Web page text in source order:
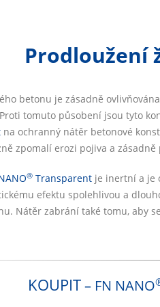
Prodloužení
betonu je zásadně
tomuto působení jsou tyto
na ochranný nátěr betonové
zpomalí erozi pojiva a
® Transparent je inertní a je
efektu spolehlivou a
Nátěr zabrání také tomu, aby
KOUPIT– FN NANO